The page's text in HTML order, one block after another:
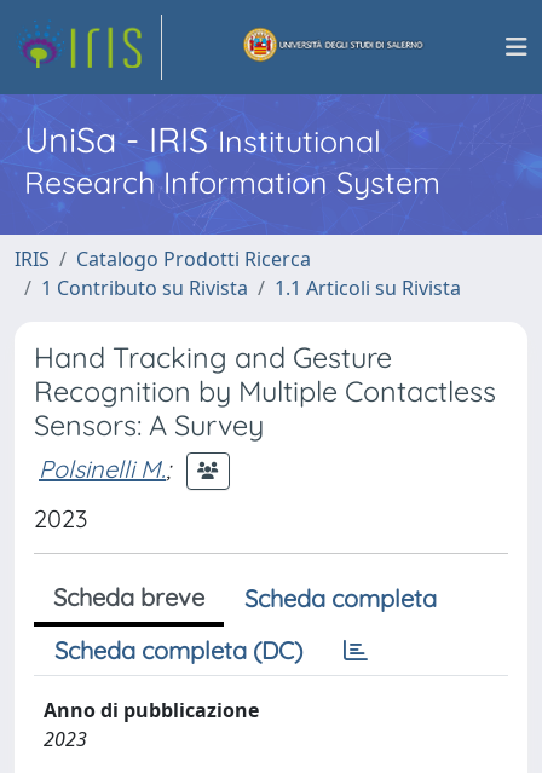
UniSa - IRISInstitutional
Research Information System
IRIS
Catalogo Prodotti Ricerca
1 Contributo su Rivista
1.1 Articoli su Rivista
Hand Tracking and Gesture
Recognition by Multiple Contactless
Sensors: A Survey
Polsinelli M.;
2023
Scheda breve
Scheda completa
Scheda completa (DC)
Anno di pubblicazione
2023